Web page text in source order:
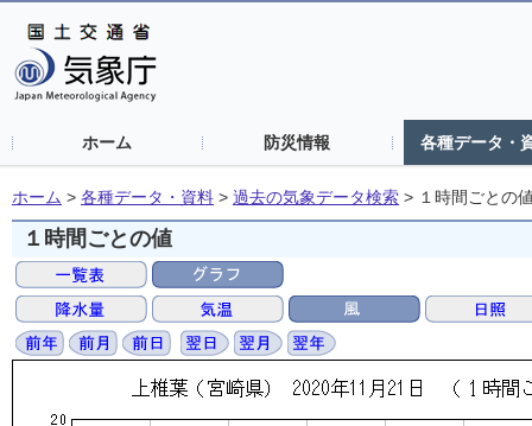
ホーム 防災情報 各種データ・
ホーム > 各種データ・資料 > 過去の気象データ検索 > １時間ごとの
１時間ごとの値